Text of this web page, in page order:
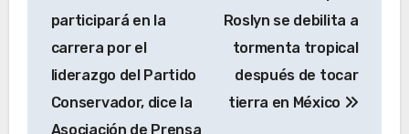
de
entradas
participará en la
carrera por el
liderazgo del Partido
Conservador, dice la
Asociación de Prensa
Roslyn se debilita a
tormenta tropical
después de tocar
tierra en México